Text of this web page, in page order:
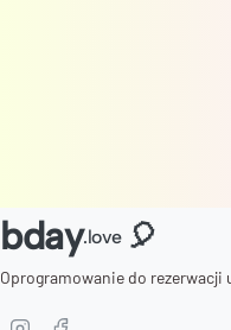
bday.love 🎈
Oprogramowanie do rezerwacji